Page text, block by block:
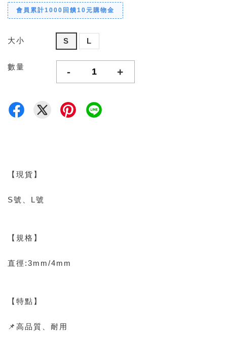
會員累計1000回饋10元購物金
大小 S L
數量 - +
【現貨】
S號、L號
【規格】
直徑:3mm/4mm
【特點】
📌高品質、耐用